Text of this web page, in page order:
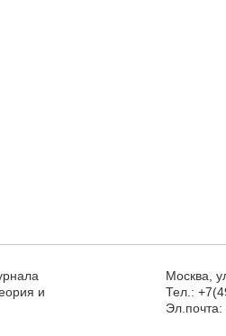
и
Москва,
Тел.:
Эл.почта: